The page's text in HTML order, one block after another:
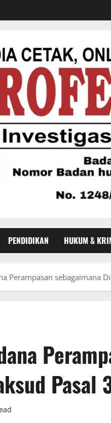
PENDIDIKAN HUKUM &
Perampasan sebagaimana
Pasal